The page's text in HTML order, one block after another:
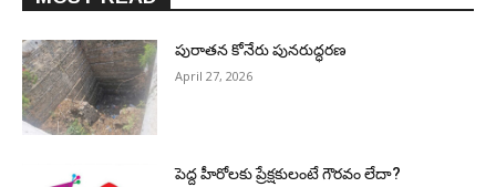
పురాత‌న కోనేరు పున‌రుద్ధ‌ర‌ణ
April 27, 2026
పెద్ద హీరోల‌కు ప్రేక్ష‌కులంటే గౌర‌వం లేదా?